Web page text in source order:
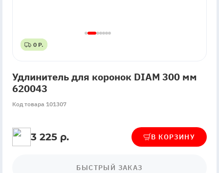
0 Р.
0 Р.
Удлинитель для коронок DIAM 300 мм
620043
Код товара 101307
3 225 р. В КОРЗИНУ
БЫСТРЫЙ ЗАКАЗ